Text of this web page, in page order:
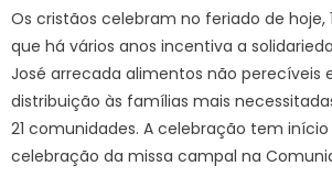
Os cristãos celebram no feriado de hoje,
que há vários anos incentiva a
José arrecada alimentos não perecíveis
distribuição às famílias mais
21 comunidades. A celebração tem início
celebração da missa campal na